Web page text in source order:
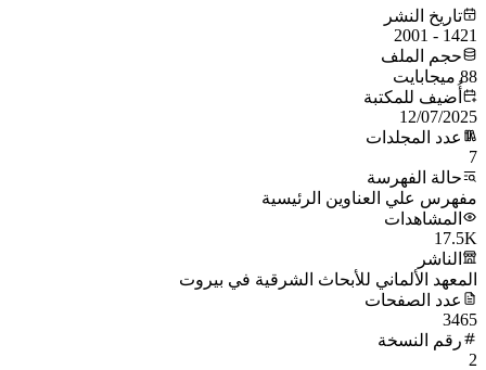
تاريخ النشر
1421 - 2001
حجم الملف
88 ميجابايت
أُضيف للمكتبة
12/07/2025
عدد المجلدات
7
حالة الفهرسة
مفهرس علي العناوين الرئيسية
المشاهدات
17.5K
الناشر
المعهد الألماني للأبحاث الشرقية في بيروت
عدد الصفحات
3465
رقم النسخة
2